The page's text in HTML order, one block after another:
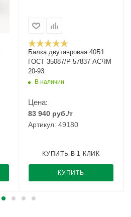
Балка двутавровая 40Б1
ГОСТ 35087/Р 57837 АСЧМ
20-93
В наличии
Цена:
83 940 руб./т
Артикул: 49180
КУПИТЬ
КУПИТЬ В 1 КЛИК